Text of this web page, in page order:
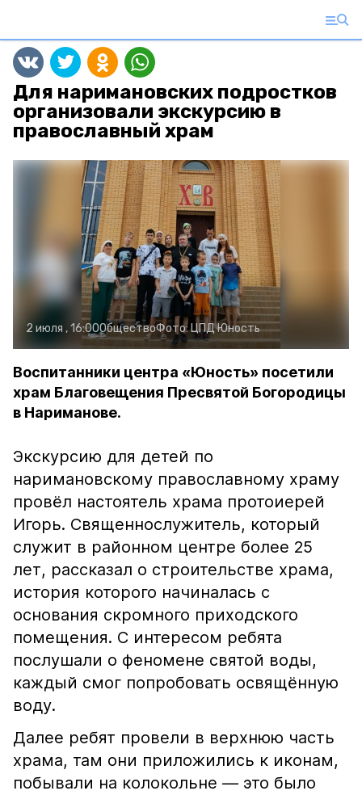
Для наримановских подростков
организовали экскурсию в
православный храм
2 июля , 16:00ОбществоФото:ЦПД Юность
Воспитанники центра «Юность» посетили
храм Благовещения Пресвятой Богородицы
в Нариманове.
Экскурсию для детей по
наримановскому православному храму
провёл настоятель храма протоиерей
Игорь. Священнослужитель, который
служит в районном центре более 25
лет, рассказал о строительстве храма,
история которого начиналась с
основания скромного приходского
помещения. С интересом ребята
послушали о феномене святой воды,
каждый смог попробовать освящённую
воду.
Далее ребят провели в верхнюю часть
храма, там они приложились к иконам,
побывали на колокольне — это было